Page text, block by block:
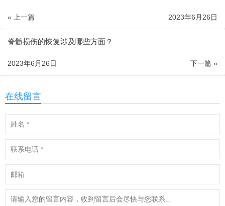
« 上一篇 2023年6月26日
脊髓损伤的恢复涉及哪些方面？
下一篇 »
2023年6月26日
在线留言